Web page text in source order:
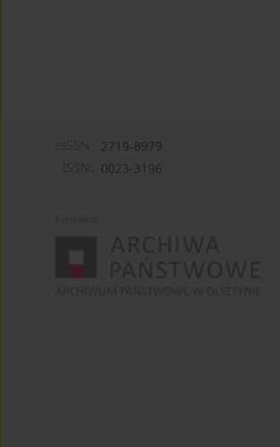
2719-8979
0023-3196